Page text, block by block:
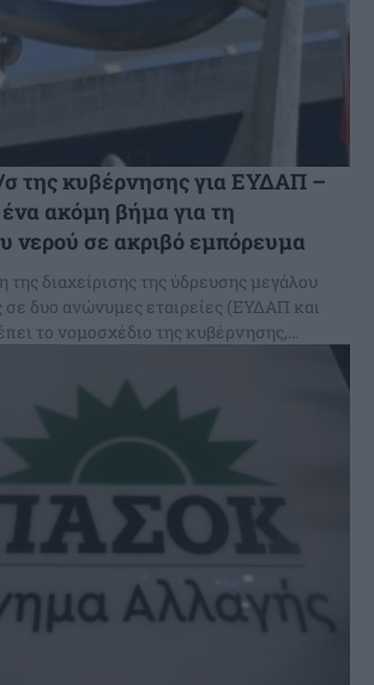
της κυβέρνησης για ΕΥΔΑΠ –
ακόμη βήμα για τη
νερού σε ακριβό εμπόρευμα
διαχείρισης της ύδρευσης μεγάλου
σε δυο ανώνυμες εταιρείες (ΕΥΔΑΠ και
το νομοσχέδιο της κυβέρνησης,...